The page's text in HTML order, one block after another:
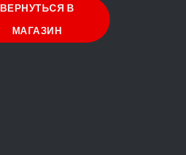
ВЕРНУТЬСЯ В
МАГАЗИН